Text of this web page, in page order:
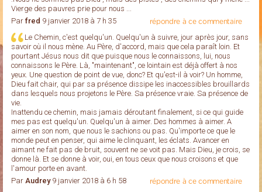
Vierge des pauvres prie pour nous ...
Par fred 9 janvier 2018 à 7 h 35 répondre à ce commentaire
Le Chemin, c'est quelqu'un. Quelqu'un à suivre, jour après jour, sans
savoir où il nous mène. Au Père, d'accord, mais que cela paraît loin. Et
pourtant Jésus nous dit que puisque nous le connaissons, lui, nous
connaissons le Père. Là, "maintenant", ce lointain est déjà offert à nos
yeux. Une question de point de vue, donc? Et qu'est-il à voir? Un homme,
Dieu fait chair, qui par sa présence dissipe les inaccessibles brouillards
dans lesquels nous projetons le Père. Sa présence vraie. Sa présence de
vie.
Inattendu ce chemin, mais jamais déroutant finalement, si ce qui guide
mes pas est quelqu'un. Quelqu'un à aimer. Des hommes à aimer. A
aimer en son nom, que nous le sachions ou pas. Qu'importe ce que le
monde peut en penser, qui aime le clinquant, les éclats. Avancer en
aimant ne fait pas de bruit, souvent ne se voit pas. Mais Dieu, je crois, se
donne là. Et se donne à voir, oui, en tous ceux que nous croisons et que
l'amour porte en avant.
Par Audrey9 janvier 2018 à 6 h 58 répondre à ce commentaire